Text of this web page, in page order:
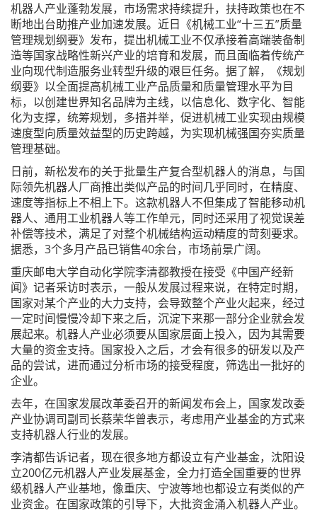
机器人产业蓬勃发展，市场需求持续提升，扶持政策也在不
断地出台助推产业加速发展。近日《机械工业“十三五”质量
管理规划纲要》发布，提出机械工业不仅承接着高端装备制
造等国家战略性新兴产业的培育和发展，而且面临着传统产
业向现代制造服务业转型升级的艰巨任务。据了解，《规划
纲要》以全面提高机械工业产品质量和质量管理水平为目
标，以创建世界知名品牌为主线，以信息化、数字化、智能
化为支撑，统筹规划，多措并举，促进机械工业实现由规模
速度型向质量效益型的历史跨越，为实现机械强国夯实质量
管理基础。
日前，新松发布的关于批量生产复合型机器人的消息，与国
际领先机器人厂商推出类似产品的时间几乎同时，在精度、
速度等指标上不相上下。这款机器人不但集成了智能移动机
器人、通用工业机器人等工作单元，同时还采用了视觉误差
补偿等技术，满足了对整个机械结构运动精度的苛刻要求。
据悉，3个多月产品已销售40余台，市场前景广阔。
重庆邮电大学自动化学院李清都教授在接受《中国产经新
闻》记者采访时表示，一般从发展过程来说，在特定时期，
国家对某个产业的大力支持，会导致整个产业火起来，经过
一定时间慢慢冷却下来之后，沉淀下来那一部分企业就会发
展起来。机器人产业必须要从国家层面上投入，因为其需要
大量的资金支持。国家投入之后，才会有很多的研发以及产
品的尝试，进而通过分析市场的接受程度，筛选出一批好的
企业。
去年，在国家发展改革委召开的新闻发布会上，国家发改委
产业协调司副司长蔡荣华曾表示，考虑用产业基金的方式来
支持机器人行业的发展。
李清都告诉记者，现在很多地方都设立有产业基金，沈阳设
立200亿元机器人产业发展基金，全力打造全国重要的世界
级机器人产业基地，像重庆、宁波等地也都设立有类似的产
业资金。在国家政策的引导下，大批资金涌入机器人产业。